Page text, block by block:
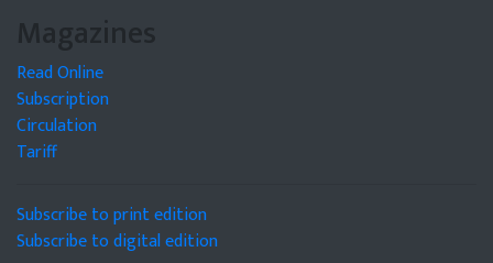
Magazines
Read Online
Subscription
Circulation
Tariff
Subscribe to print edition
Subscribe to digital edition